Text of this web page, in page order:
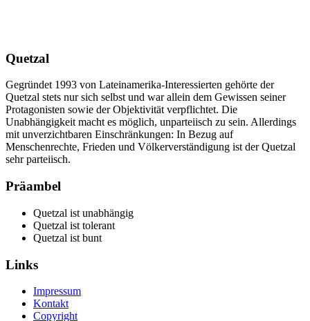
Quetzal
Gegründet 1993 von Lateinamerika-Interessierten gehörte der
Quetzal stets nur sich selbst und war allein dem Gewissen seiner
Protagonisten sowie der Objektivität verpflichtet. Die
Unabhängigkeit macht es möglich, unparteiisch zu sein. Allerdings
mit unverzichtbaren Einschränkungen: In Bezug auf
Menschenrechte, Frieden und Völkerverständigung ist der Quetzal
sehr parteiisch.
Präambel
Quetzal ist unabhängig
Quetzal ist tolerant
Quetzal ist bunt
Links
Impressum
Kontakt
Copyright